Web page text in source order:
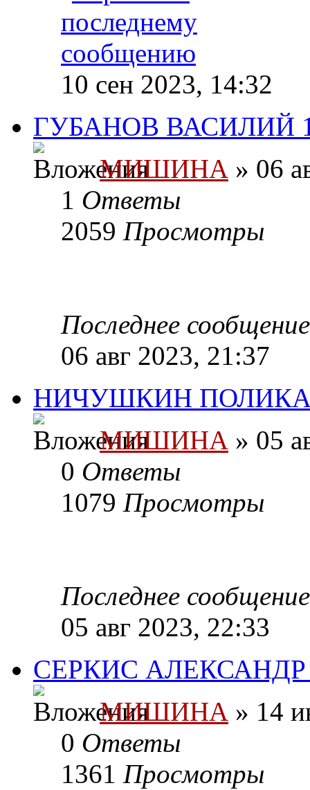
10 сен 2023, 14:32
ГУБАНОВ ВАСИЛИЙ
МИШИНА » 06
1 Ответы
2059 Просмотры
Последнее
06 авг 2023, 21:37
НИЧУШКИН
МИШИНА » 05
0 Ответы
1079 Просмотры
Последнее
05 авг 2023, 22:33
СЕРКИС АЛЕКСАНДР
МИШИНА » 14
0 Ответы
1361 Просмотры